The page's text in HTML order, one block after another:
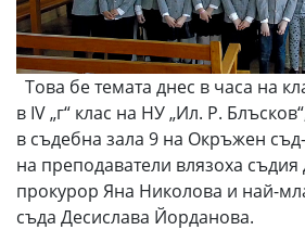
Това бе темата днес в часа на
в ІV „г“ клас на НУ „Ил. Р.
в съдебна зала 9 на Окръжен
на преподаватели влязоха
прокурор Яна Николова и най-
съда Десислава Йорданова.